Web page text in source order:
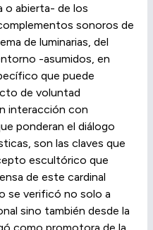
o abierta- de los
sonoros de
de luminarias, del
-asumidos, en
que puede
de voluntad
interacción con
ponderan el diálogo
son las claves que
escultórico que
de este cardinal
se verificó no solo a
sino también desde la
como promotora de la